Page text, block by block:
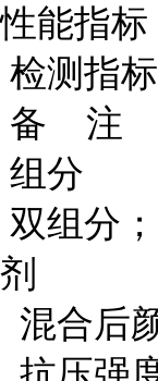
性能指标
检测指标
备 注
组分
双组分
剂
混合后